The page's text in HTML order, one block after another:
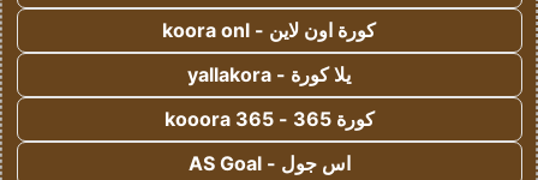
كورة اون لاين - koora onl
يلا كورة - yallakora
كورة 365 - kooora 365
اس جول - AS Goal